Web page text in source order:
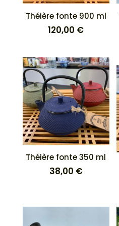
Théière fonte 900 ml
120,00 €
Théière fonte 350 ml
38,00 €